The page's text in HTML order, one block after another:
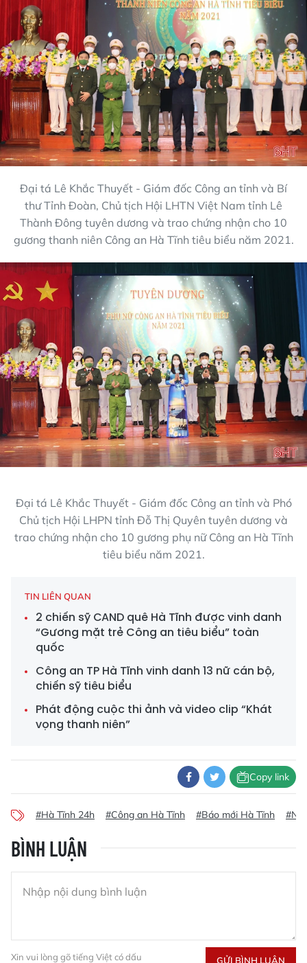
Đại tá Lê Khắc Thuyết - Giám đốc Công an tỉnh và Bí
thư Tỉnh Đoàn, Chủ tịch Hội LHTN Việt Nam tỉnh Lê
Thành Đông tuyên dương và trao chứng nhận cho 10
gương thanh niên Công an Hà Tĩnh tiêu biểu năm 2021.
Đại tá Lê Khắc Thuyết - Giám đốc Công an tỉnh và Phó
Chủ tịch Hội LHPN tỉnh Đỗ Thị Quyên tuyên dương và
trao chứng nhận cho 10 gương phụ nữ Công an Hà Tĩnh
tiêu biểu năm 2021.
TIN LIÊN QUAN
2 chiến sỹ CAND quê Hà Tĩnh được vinh danh
“Gương mặt trẻ Công an tiêu biểu” toàn
quốc
Công an TP Hà Tĩnh vinh danh 13 nữ cán bộ,
chiến sỹ tiêu biểu
Phát động cuộc thi ảnh và video clip “Khát
vọng thanh niên”
Copy link
#Hà Tĩnh 24h #Công an Hà Tĩnh #Báo mới Hà Tĩnh
BÌNH LUẬN
Xin vui lòng gõ tiếng Việt có dấu GỬI BÌNH LUẬN